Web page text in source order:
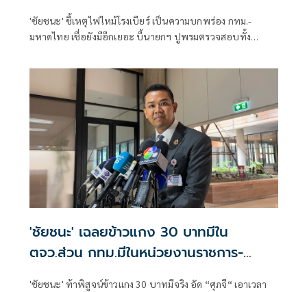
'ชัยชนะ' ชี้เหตุไฟไหม้โรงเบียร์ เป็นความบกพร่อง กทม.-
มหาดไทย เชื่อยังมีอีกเยอะ บี้นายกฯ ปูพรมตรวจสอบทั้ง
กฎหมาย อย่าทำงานแบบวัวหายล้อมคอก
'ชัยชนะ' เฉลยข้าวแกง 30 บาทมีใน
ตจว.ส่วน กทม.มีในหน่วยงานราชการ-
'ชัยชนะ' ท้าพิสูจน์ข้าวแกง 30 บาทมีจริง อัด “ศุภจี“ เอาเวลา